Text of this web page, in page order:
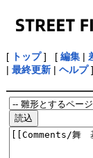
[ トップ] [ 編集|
| 最終更新| ヘルプ]